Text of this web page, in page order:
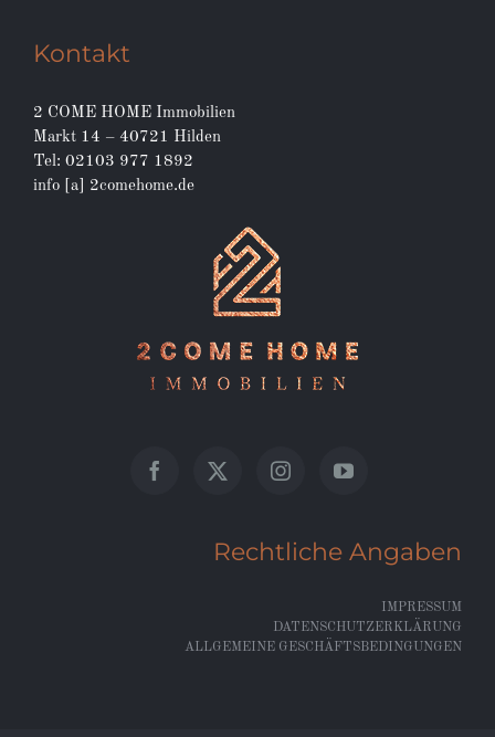
Kontakt
2 COME HOME Immobilien
Markt 14 – 40721 Hilden
Tel: 02103 977 1892
info [a] 2comehome.de
Rechtliche Angaben
IMPRESSUM
DATENSCHUTZERKLÄRUNG
ALLGEMEINE GESCHÄFTSBEDINGUNGEN